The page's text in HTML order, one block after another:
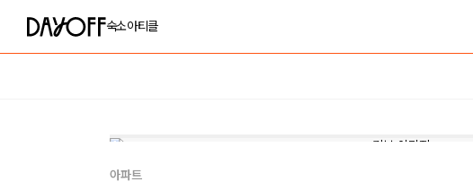
숙소아티클
아파트